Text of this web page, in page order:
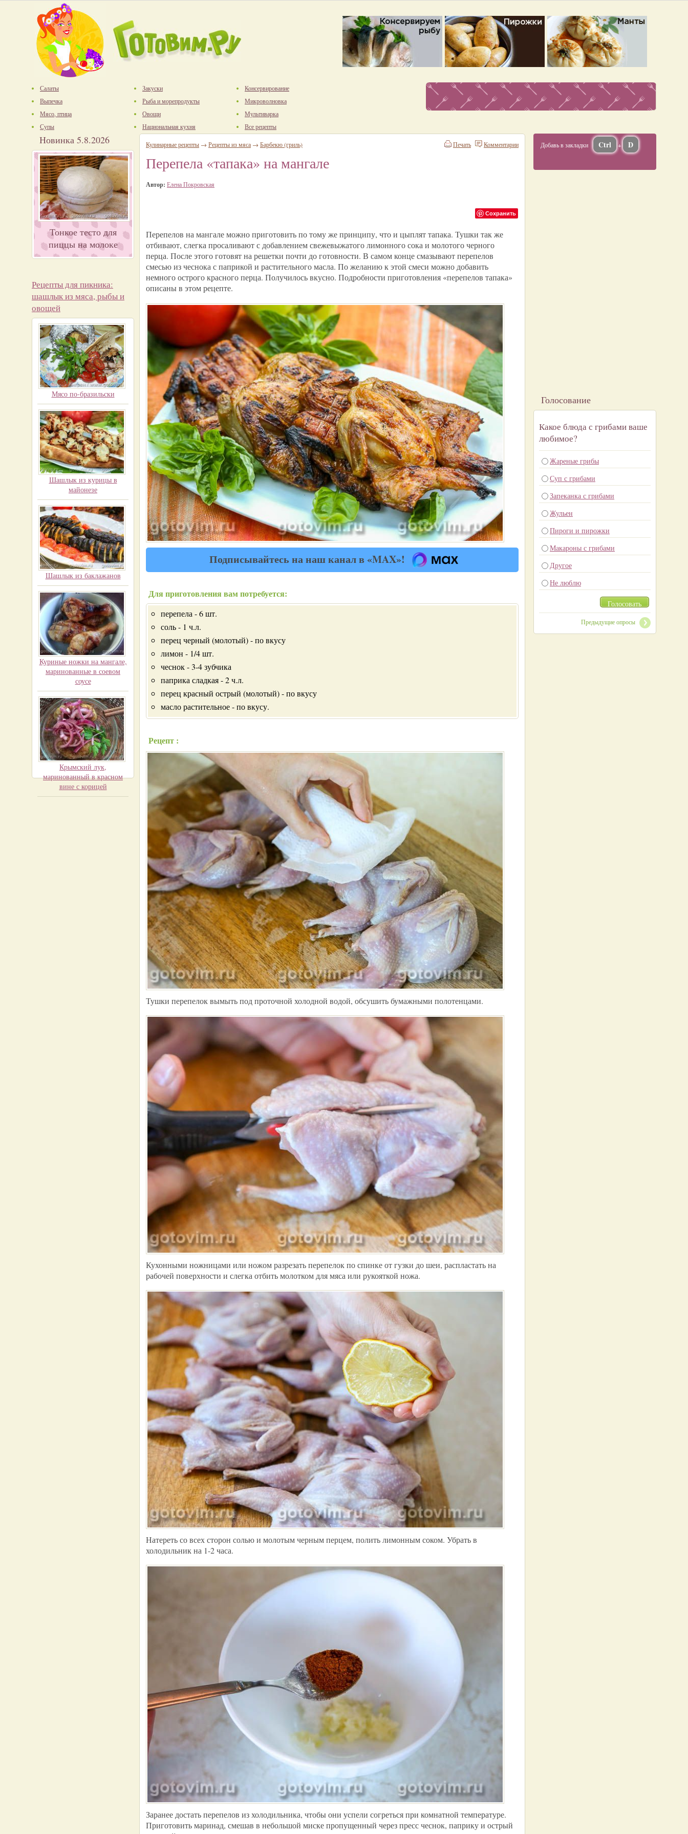
Салаты
Выпечка
Мясо, птица
Супы
Закуски
Рыба и морепродукты
Овощи
Национальная кухня
Консервирование
Микроволновка
Мультиварка
Все рецепты
Новинка 5.8.2026
Тонкое тесто для
пиццы на молоке
Рецепты для пикника:
шашлык из мяса, рыбы и
овощей
Мясо по-бразильски
Шашлык из курицы в
майонезе
Шашлык из баклажанов
Куриные ножки на мангале,
маринованные в соевом
соусе
Крымский лук,
маринованный в красном
вине с корицей
Комментарии
Печать
Кулинарные рецепты → Рецепты из мяса → Барбекю (гриль)
Перепела «тапака» на мангале
Автор: Елена Покровская
Сохранить
Перепелов на мангале можно приготовить по тому же принципу, что и цыплят тапака. Тушки так же
отбивают, слегка просаливают с добавлением свежевыжатого лимонного сока и молотого черного
перца. После этого готовят на решетки почти до готовности. В самом конце смазывают перепелов
смесью из чеснока с паприкой и растительного масла. По желанию к этой смеси можно добавить
немного острого красного перца. Получилось вкусно. Подробности приготовления «перепелов тапака»
описаны в этом рецепте.
Подписывайтесь на наш канал в «MAX»!
Для приготовления вам потребуется:
перепела - 6 шт.
соль - 1 ч.л.
перец черный (молотый) - по вкусу
лимон - 1/4 шт.
чеснок - 3-4 зубчика
паприка сладкая - 2 ч.л.
перец красный острый (молотый) - по вкусу
масло растительное - по вкусу.
Рецепт :
Тушки перепелок вымыть под проточной холодной водой, обсушить бумажными полотенцами.
Кухонными ножницами или ножом разрезать перепелок по спинке от гузки до шеи, распластать на
рабочей поверхности и слегка отбить молотком для мяса или рукояткой ножа.
Натереть со всех сторон солью и молотым черным перцем, полить лимонным соком. Убрать в
холодильник на 1-2 часа.
Заранее достать перепелов из холодильника, чтобы они успели согреться при комнатной температуре.
Приготовить маринад, смешав в небольшой миске пропущенный через пресс чеснок, паприку и острый
Добавь в закладки Ctrl + D
Голосование
Какое блюда с грибами ваше
любимое?
Жареные грибы
Суп с грибами
Запеканка с грибами
Жульен
Пироги и пирожки
Макароны с грибами
Другое
Не люблю
Голосовать
Предыдущие опросы